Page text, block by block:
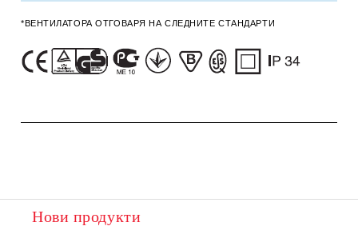
*ВЕНТИЛАТОРА ОТГОВАРЯ НА СЛЕДНИТЕ СТАНДАРТИ
Нови продукти